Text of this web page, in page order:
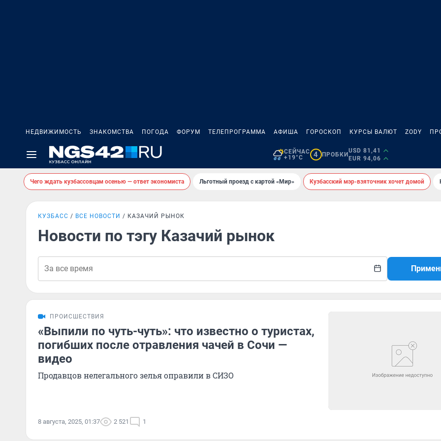
НЕДВИЖИМОСТЬ ЗНАКОМСТВА ПОГОДА ФОРУМ ТЕЛЕПРОГРАММА АФИША ГОРОСКОП КУРСЫ ВАЛЮТ ZODY
СЕЙЧАС
+19°C
4 ПРОБКИ
USD 81,41
EUR 94,06
Чего ждать кузбассовцам осенью — ответ экономиста Льготный проезд с картой «Мир» Кузбасский мэр-взяточник хочет домой
КУЗБАСС ВСЕ НОВОСТИ КАЗАЧИЙ РЫНОК
Новости по тэгу Казачий рынок
ПРОИСШЕСТВИЯ
«Выпили по чуть-чуть»: что известно о туристах,
погибших после отравления чачей в Сочи —
видео
Продавцов нелегального зелья оправили в СИЗО
8 августа, 2025, 01:37 2 521 1